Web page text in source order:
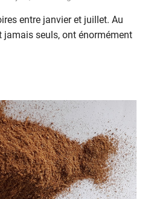
entre janvier et juillet. Au
jamais seuls, ont énormément